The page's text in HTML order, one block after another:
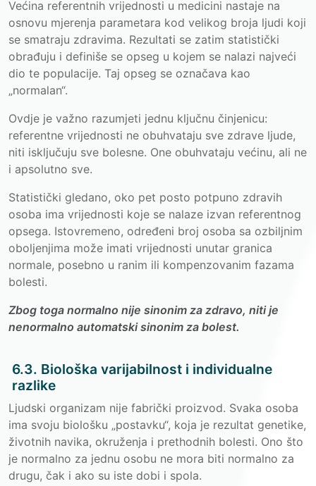
Većina referentnih vrijednosti u medicini nastaje na
osnovu mjerenja parametara kod velikog broja ljudi koji
se smatraju zdravima. Rezultati se zatim statistički
obrađuju i definiše se opseg u kojem se nalazi najveći
dio te populacije. Taj opseg se označava kao
„normalan“.
Ovdje je važno razumjeti jednu ključnu činjenicu:
referentne vrijednosti ne obuhvataju sve zdrave ljude,
niti isključuju sve bolesne. One obuhvataju većinu, ali ne
i apsolutno sve.
Statistički gledano, oko pet posto potpuno zdravih
osoba ima vrijednosti koje se nalaze izvan referentnog
opsega. Istovremeno, određeni broj osoba sa ozbiljnim
oboljenjima može imati vrijednosti unutar granica
normale, posebno u ranim ili kompenzovanim fazama
bolesti.
Zbog toga normalno nije sinonim za zdravo, niti je
nenormalno automatski sinonim za bolest.
6.3. Biološka varijabilnost i individualne
razlike
Ljudski organizam nije fabrički proizvod. Svaka osoba
ima svoju biološku „postavku“, koja je rezultat genetike,
životnih navika, okruženja i prethodnih bolesti. Ono što
je normalno za jednu osobu ne mora biti normalno za
drugu, čak i ako su iste dobi i spola.